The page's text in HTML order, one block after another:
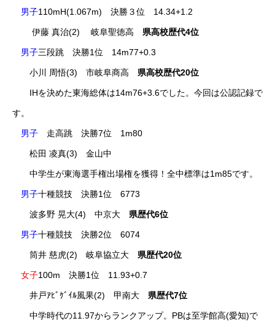
男子110mH(1.067m) 決勝３位 14.34+1.2
伊藤 真治(2) 岐阜聖徳高 県高校歴代4位
男子三段跳 決勝1位 14m77+0.3
小川 周悟(3) 市岐阜商高 県高校歴代20位
IHを決めた東海総体は14m76+3.6でした。今回は公認記録で
す。
男子 走高跳 決勝7位 1m80
松田 凌真(3) 金山中
中学生が東海選手権出場権を獲得！全中標準は1m85です。
男子十種競技 決勝1位 6773
波多野 晃大(4) 中京大 県歴代6位
男子十種競技 決勝2位 6074
筒井 慈虎(2) 岐阜協立大 県歴代20位
女子100m 決勝1位 11.93+0.7
井戸ｱﾋﾞｹﾞｲﾙ風果(2) 甲南大 県歴代7位
中学時代の11.97からランクアップ。PBは至学館高(愛知)で